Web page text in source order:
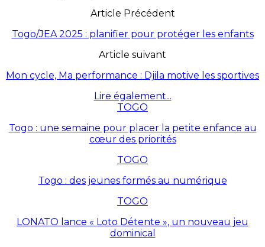
Article Précédent
Togo/JEA 2025 : planifier pour protéger les enfants
Article suivant
Mon cycle, Ma performance : Djila motive les sportives
Lire également...
TOGO
Togo : une semaine pour placer la petite enfance au
cœur des priorités
TOGO
Togo : des jeunes formés au numérique
TOGO
LONATO lance « Loto Détente », un nouveau jeu
dominical